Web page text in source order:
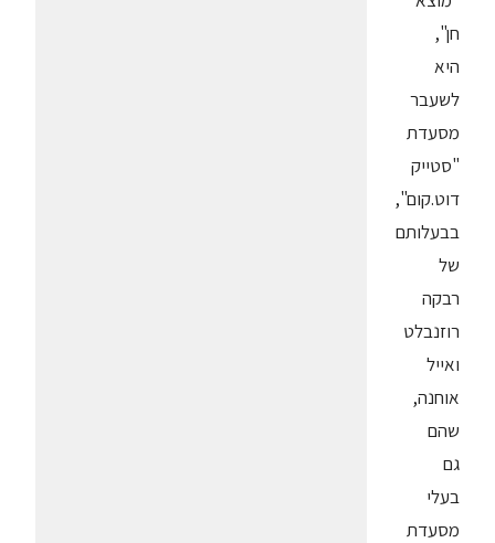
חן",
היא
לשעבר
מסעדת
"סטייק
דוט.קום",
בבעלותם
של
רבקה
רוזנבלט
ואייל
אוחנה,
שהם
גם
בעלי
מסעדת